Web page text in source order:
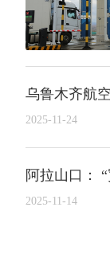
乌鲁木齐航
2025-11-24
阿拉山口：
2025-11-14